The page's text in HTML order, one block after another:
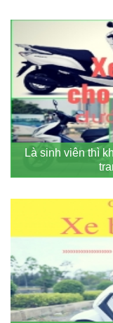
Là sinh viên thì